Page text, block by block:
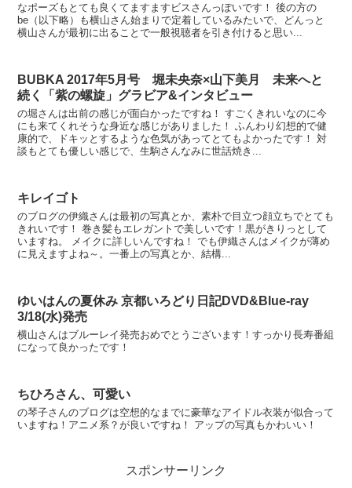
なポーズもとても良くてますますビスさんっぽいです！ 後の方の
be（以下略）も横山さん始まりで定着しているみたいで、どんっと
横山さんが最初に出ることで一般視聴者を引き付けると思い...
BUBKA 2017年5月号 堀未央奈×山下美月 未来へと
続く「紫の螺旋」グラビア&インタビュー
の堀さんは出前の感じが面白かったですね！ すごくきれいなのに今
にも来てくれそうな身近な感じがありました！ ふんわり幻想的で健
康的で、ドキッとするような色気があってとてもよかったです！ 対
談もとても優しい感じで、生駒さんなみに世話焼き...
キレイゴト
のブログの伊織さんは最初の写真とか、素朴で目立つ顔立ちでとても
きれいです！ 巻き髪もエレガントで美しいです！黒がきりっとして
いますね。 メイクに詳しいんですね！ でも伊織さんはメイクが薄め
に見えますよね～。一番上の写真とか、結構...
ゆいはんの夏休み 京都いろどり日記DVD&Blue-ray
3/18(水)発売
横山さんはブルーレイ発売おめでとうございます！すっかり長寿番組
になって良かったです！
ちひろさん、可愛い
の琴子さんのブログは空想的なまでに豪華なアイドル衣装が似合って
いますね！アニメ系？が良いですね！ アップの写真もかわいい！
スポンサーリンク